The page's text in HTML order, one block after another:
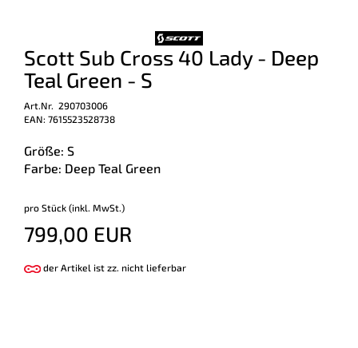
Scott Sub Cross 40 Lady - Deep
Teal Green - S
Art.Nr. 290703006
EAN: 7615523528738
Größe: S
Farbe: Deep Teal Green
pro Stück (inkl. MwSt.)
799,00 EUR
der Artikel ist zz. nicht lieferbar